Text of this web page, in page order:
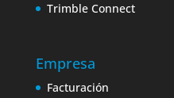
Trimble Connect
Empresa
Facturación